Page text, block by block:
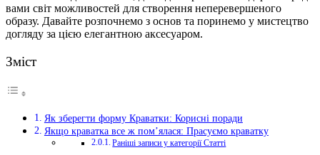
вами світ можливостей для створення неперевершеного
образу. Давайте розпочнемо з основ та поринемо у мистецтво
догляду за цією елегантною аксесуаром.
Зміст
Як зберегти форму Краватки: Корисні поради
Якщо краватка все ж пом’ялася: Прасуємо краватку
Раніші записи у категорії Статті